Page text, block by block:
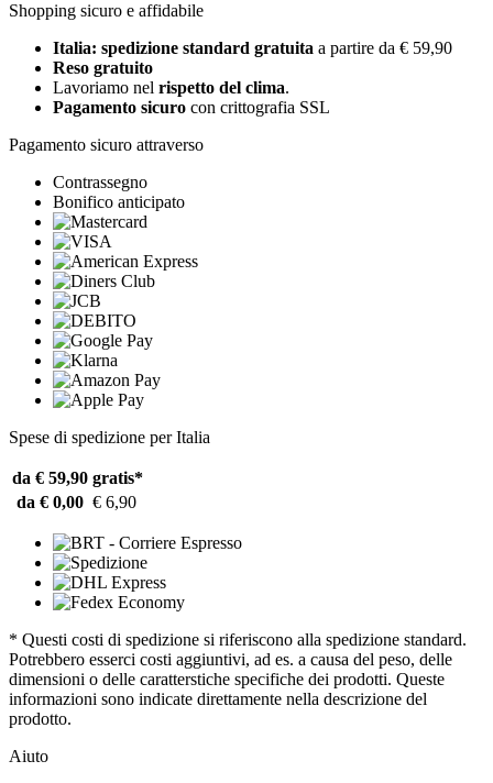
Shopping sicuro e affidabile
Italia: spedizione standard gratuita a partire da € 59,90
Reso gratuito
Lavoriamo nel rispetto del clima.
Pagamento sicuro con crittografia SSL
Pagamento sicuro attraverso
Contrassegno
Bonifico anticipato
Spese di spedizione per Italia
da € 59,90 gratis*
da € 0,00 € 6,90
* Questi costi di spedizione si riferiscono alla spedizione standard.
Potrebbero esserci costi aggiuntivi, ad es. a causa del peso, delle
dimensioni o delle caratterstiche specifiche dei prodotti. Queste
informazioni sono indicate direttamente nella descrizione del
prodotto.
Aiuto